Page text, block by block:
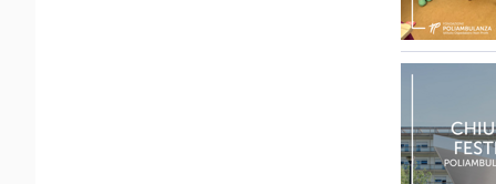
POLIAMBULANZA
RAPHAËL